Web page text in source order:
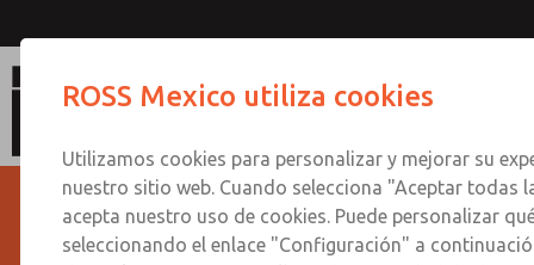
ROSS Mexico utiliza cookies
Utilizamos cookies para personalizar y mejorar su
nuestro sitio web. Cuando selecciona "Aceptar todas
acepta nuestro uso de cookies. Puede personalizar
seleccionando el enlace "Configuración" a